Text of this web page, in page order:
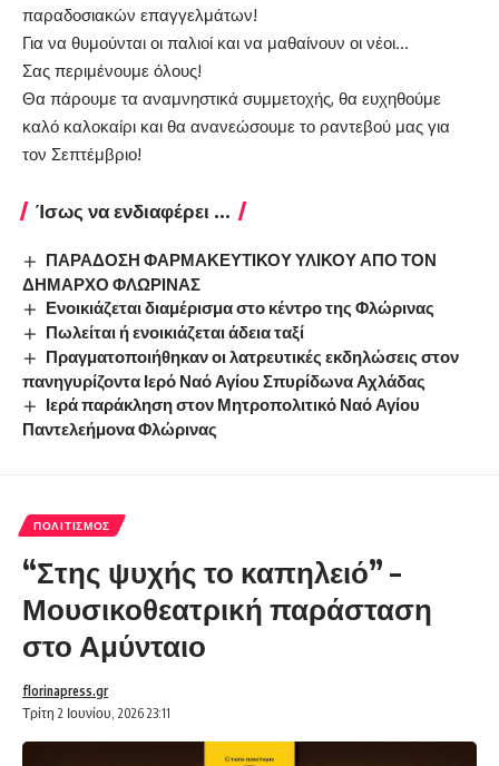
παραδοσιακών επαγγελμάτων!
Για να θυμούνται οι παλιοί και να μαθαίνουν οι νέοι…
Σας περιμένουμε όλους!
Θα πάρουμε τα αναμνηστικά συμμετοχής, θα ευχηθούμε
καλό καλοκαίρι και θα ανανεώσουμε το ραντεβού μας για
τον Σεπτέμβριο!
Ίσως να ενδιαφέρει ...
ΠΑΡΑΔΟΣΗ ΦΑΡΜΑΚΕΥΤΙΚΟΥ ΥΛΙΚΟΥ ΑΠΟ ΤΟΝ
ΔΗΜΑΡΧΟ ΦΛΩΡΙΝΑΣ
Ενοικιάζεται διαμέρισμα στο κέντρο της Φλώρινας
Πωλείται ή ενοικιάζεται άδεια ταξί
Πραγματοποιήθηκαν οι λατρευτικές εκδηλώσεις στον
πανηγυρίζοντα Ιερό Ναό Αγίου Σπυρίδωνα Αχλάδας
Ιερά παράκληση στον Μητροπολιτικό Ναό Αγίου
Παντελεήμονα Φλώρινας
ΠΟΛΙΤΙΣΜΌΣ
“Στης ψυχής το καπηλειό” –
Μουσικοθεατρική παράσταση
στο Αμύνταιο
Τρίτη 2 Ιουνίου, 2026 23:11
florinapress.gr